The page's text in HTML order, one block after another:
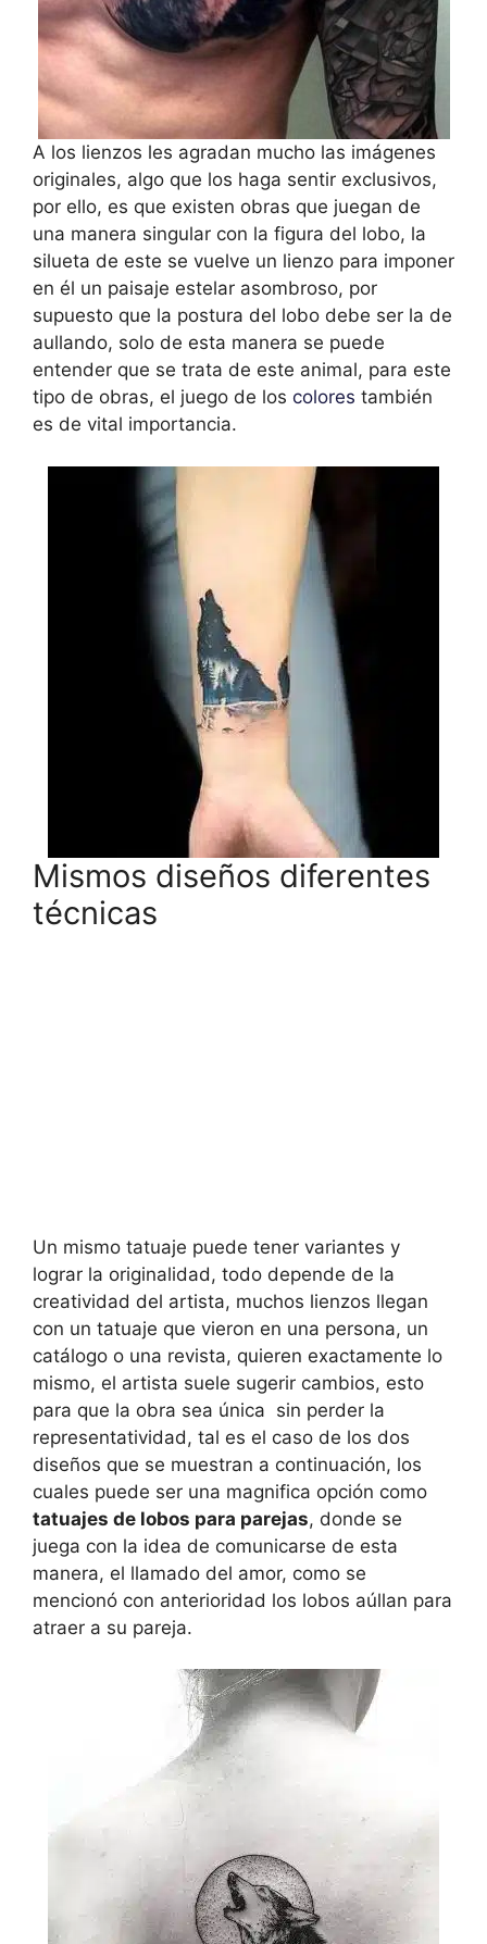
A los lienzos les agradan mucho las imágenes
originales, algo que los haga sentir exclusivos,
por ello, es que existen obras que juegan de
una manera singular con la figura del lobo, la
silueta de este se vuelve un lienzo para imponer
en él un paisaje estelar asombroso, por
supuesto que la postura del lobo debe ser la de
aullando, solo de esta manera se puede
entender que se trata de este animal, para este
tipo de obras, el juego de los colores también
es de vital importancia.
Mismos diseños diferentes
técnicas
Un mismo tatuaje puede tener variantes y
lograr la originalidad, todo depende de la
creatividad del artista, muchos lienzos llegan
con un tatuaje que vieron en una persona, un
catálogo o una revista, quieren exactamente lo
mismo, el artista suele sugerir cambios, esto
para que la obra sea única sin perder la
representatividad, tal es el caso de los dos
diseños que se muestran a continuación, los
cuales puede ser una magnifica opción como
tatuajes de lobos para parejas, donde se
juega con la idea de comunicarse de esta
manera, el llamado del amor, como se
mencionó con anterioridad los lobos aúllan para
atraer a su pareja.